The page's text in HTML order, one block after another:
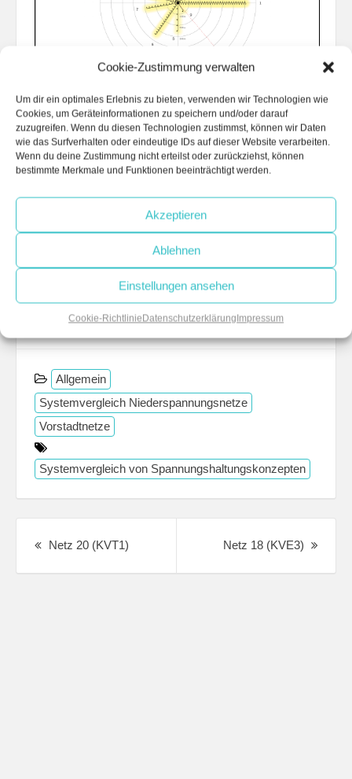
Cookie-Zustimmung verwalten
Um dir ein optimales Erlebnis zu bieten, verwenden wir Technologien wie
Cookies, um Geräteinformationen zu speichern und/oder darauf
zuzugreifen. Wenn du diesen Technologien zustimmst, können wir Daten
wie das Surfverhalten oder eindeutige IDs auf dieser Website verarbeiten.
Wenn du deine Zustimmung nicht erteilst oder zurückziehst, können
bestimmte Merkmale und Funktionen beeinträchtigt werden.
Akzeptieren
Ablehnen
Einstellungen ansehen
Cookie-RichtlinieDatenschutzerklärungImpressum
Zusammenfassung
Keine ausformulierte Analyse vorhanden.
[zurück zur Netzauswahl]
[Methodik]
[Definitionen]
Allgemein
Systemvergleich Niederspannungsnetze
Vorstadtnetze
Systemvergleich von Spannungshaltungskonzepten
navigation
Netz 20 (KVT1)Previous
Netz 18 (KVE3)
Next